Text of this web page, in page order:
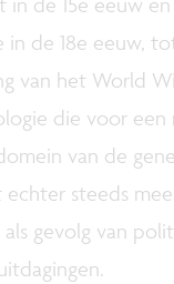
in de 18e eeuw,
van het World
die voor
van de
echter steeds
gevolg van